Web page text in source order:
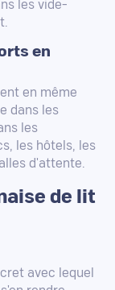
les vide-
en
en même
dans les
les
les hôtels, les
d'attente.
de lit
avec lequel